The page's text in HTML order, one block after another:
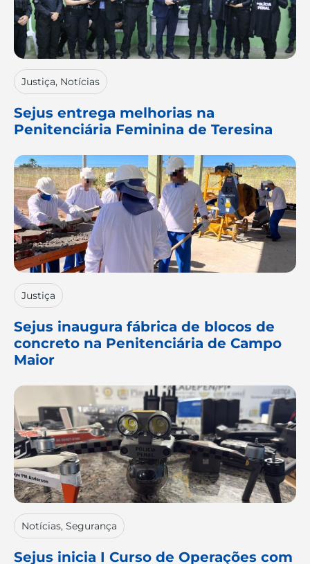
Justiça, Notícias
Sejus entrega melhorias na
Penitenciária Feminina de Teresina
Justiça
Sejus inaugura fábrica de blocos de
concreto na Penitenciária de Campo
Maior
Notícias, Segurança
Sejus inicia I Curso de Operações com